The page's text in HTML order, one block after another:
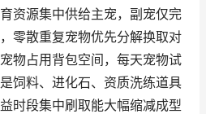
资源集中供给主宠，副宠仅完
零散重复宠物优先分解换取对
物占用背包空间，每天宠物试
饲料、进化石、资质洗练道具
时段集中刷取能大幅缩减成型